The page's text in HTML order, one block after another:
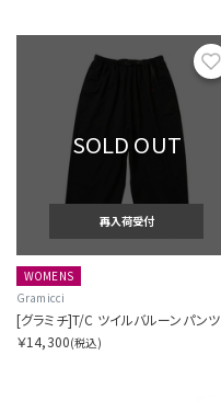
SOLD OUT
再入荷受付
WOMENS
Gramicci
[グラミチ]T/C ツイルバルーンパンツ
￥14,300(税込)